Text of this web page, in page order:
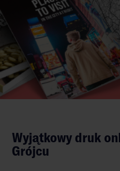
Wyjątkowy druk
Grójcu